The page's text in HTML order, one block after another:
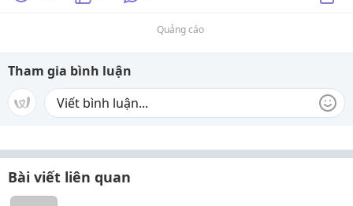
Quảng cáo
Tham gia bình luận
Bài viết liên quan